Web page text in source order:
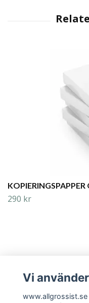
290 kr
Läs mer
Vi